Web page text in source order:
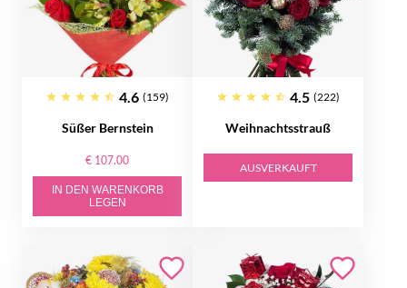
4.6 (159)
Süßer Bernstein
€ 107.00
IN DEN WARENKORB
LEGEN
4.5 (222)
Weihnachtsstrauß
AUSVERKAUFT